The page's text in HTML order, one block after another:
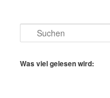
u
h
Was viel gelesen wird: